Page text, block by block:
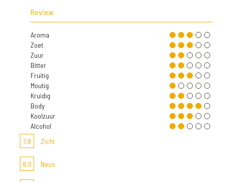
Review
Aroma
Zoet
Zuur
Bitter
Fruitig
Moutig
Kruidig
Body
Koolzuur
Alcohol
7,8
Zicht
6,0 Neus